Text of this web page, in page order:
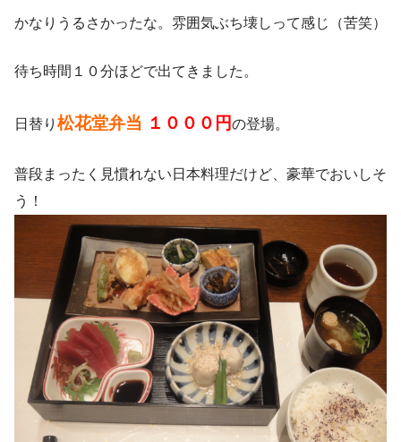
かなりうるさかったな。雰囲気ぶち壊しって感じ（苦笑）
待ち時間１０分ほどで出てきました。
日替り 松花堂弁当 １０００円の登場。
普段まったく見慣れない日本料理だけど、豪華でおいしそ
う！